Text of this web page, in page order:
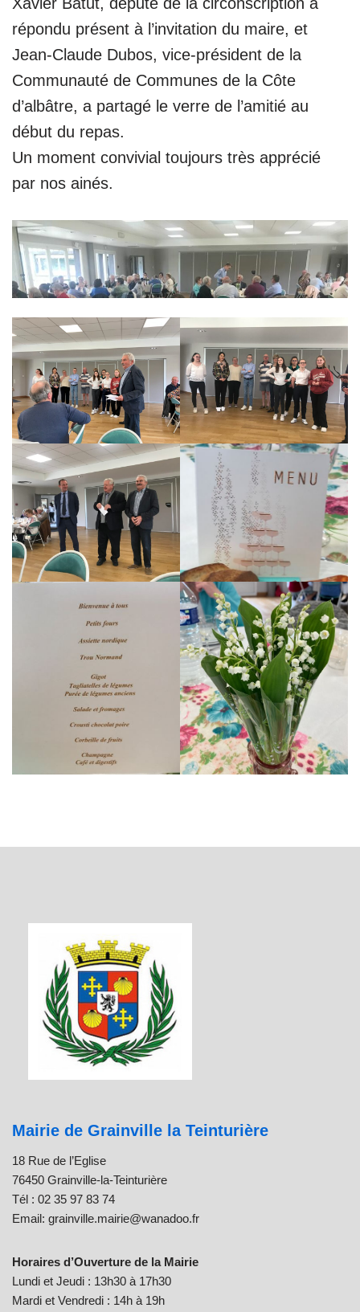
répondu présent à l’invitation du maire, et
Jean-Claude Dubos, vice-président de la
Communauté de Communes de la Côte
d’albâtre, a partagé le verre de l’amitié au
début du repas.
Un moment convivial toujours très apprécié
par nos ainés.
Mairie de Grainville la Teinturière
18 Rue de l’Eglise
76450 Grainville-la-Teinturière
Tél : 02 35 97 83 74
Email: grainville.mairie@wanadoo.fr
Horaires d’Ouverture de la Mairie
Lundi et Jeudi : 13h30 à 17h30
Mardi et Vendredi : 14h à 19h